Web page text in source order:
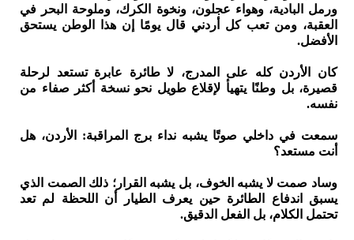
ورمل البادية، وهواء عجلون، ونخوة الكرك، وملوحة البحر في
العقبة، ومن تعب كل أردني قال يومًا إن هذا الوطن يستحق
الأفضل.
كان الأردن كله على المدرج، لا طائرة عابرة تستعد لرحلة
قصيرة، بل وطنًا يتهيأ لإقلاع طويل نحو نسخة أكثر صفاء من
نفسه.
سمعت في داخلي صوتًا يشبه نداء برج المراقبة: الأردن، هل
أنت مستعد؟
وساد صمت لا يشبه الخوف، بل يشبه القرار؛ ذلك الصمت الذي
يسبق اندفاع الطائرة حين يعرف الطيار أن اللحظة لم تعد
تحتمل الكلام، بل الفعل الدقيق.